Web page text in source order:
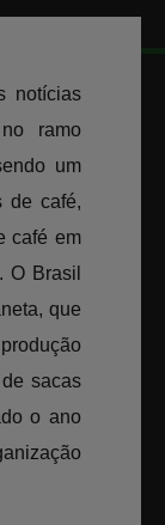
VOLTAR
12/09/2018
notícias
ramo
um
de café,
café em
O Brasil
que
sacas
o ano